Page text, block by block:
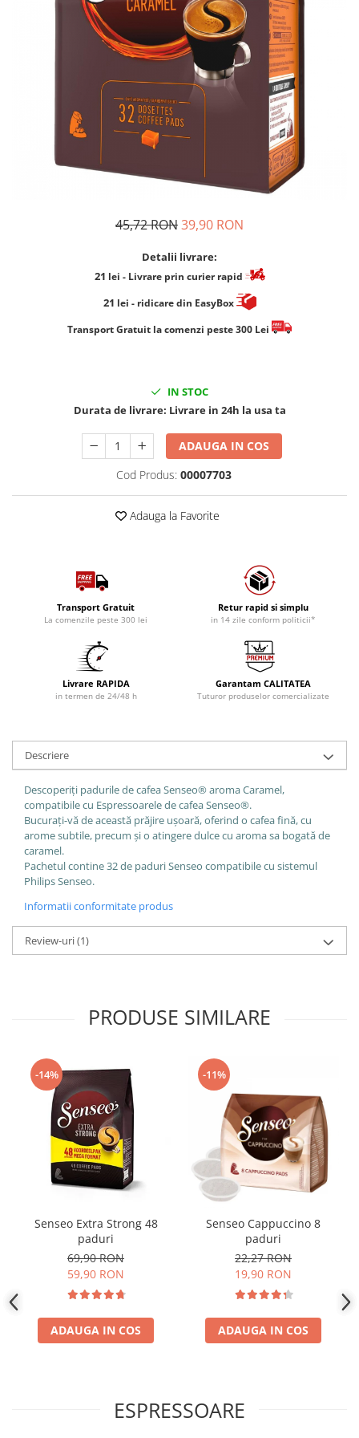
Illy Iperespresso
Nespresso Professional
Cafea macinata
45,72 RON39,90 RON
Detalii livrare:
21 lei - Livrare prin curier rapid
21 lei - ridicare din EasyBox
​​​​​​Transport Gratuit la comenzi peste 300 Lei
IN STOC
Durata de livrare: Livrare in 24h la usa ta
ADAUGA IN COS
Cod Produs: 00007703
Adauga la Favorite
Transport Gratuit
La comenzile peste 300 lei
Retur rapid si simplu
in 14 zile conform politicii*
Livrare RAPIDA
in termen de 24/48 h
Garantam CALITATEA
Tuturor produselor comercializate
Descriere
Descoperiți padurile de cafea Senseo® aroma Caramel,
compatibile cu Espressoarele de cafea Senseo®.
Bucurați-vă de această prăjire ușoară, oferind o cafea fină, cu
arome subtile, precum și o atingere dulce cu aroma sa bogată de
caramel.
Pachetul contine 32 de paduri Senseo compatibile cu sistemul
Philips Senseo.
Informatii conformitate produs
Review-uri(1)
PRODUSE SIMILARE
-14%
Senseo Extra Strong 48
paduri
69,90 RON
59,90 RON
ADAUGA IN COS
-11%
Senseo Cappuccino 8
paduri
22,27 RON
19,90 RON
ADAUGA IN COS
ESPRESSOARE